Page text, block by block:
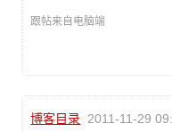
跟帖来自电脑端
博客目录 2011-11-29